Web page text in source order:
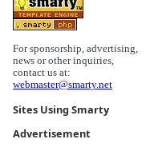
For sponsorship, advertising,
news or other inquiries,
contact us at:
webmaster@smarty.net
Sites Using Smarty
Advertisement